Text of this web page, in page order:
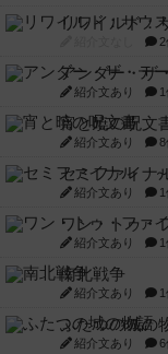
リワイルド：
アンダー・ザ
紹介文あり
宵と暁の呪文
紹介文あり 8
セミファイナ
紹介文あり
ワン・トゥ・
紹介文あり
南北戦争
紹介文あり
ふたつの城の
紹介文あり 6